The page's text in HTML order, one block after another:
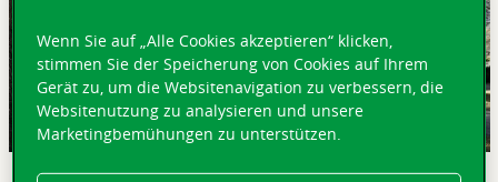
Wenn Sie auf „Alle Cookies akzeptieren“ klicken,
stimmen Sie der Speicherung von Cookies auf Ihrem
Gerät zu, um die Websitenavigation zu verbessern, die
Websitenutzung zu analysieren und unsere
Marketingbemühungen zu unterstützen.